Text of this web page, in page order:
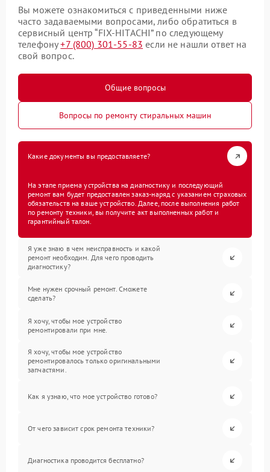
Вы можете ознакомиться с приведенными ниже
часто задаваемыми вопросами, либо обратиться в
сервисный центр “FIX-HITACHI” по следующему
телефону+7 (800) 301-55-83 если не нашли ответ на
свой вопрос.
Общие вопросы
Вопросы по ремонту стиральных машин
Какие документы вы предоставляете?
На этапе приема устройства на диагностику и последующий
ремонт вам будет предоставлен заказ-наряд с указанием страховых
обязательств на ваше устройство. Далее, после выполнения работ
по ремонту техники, вы получите акт выполненных работ и
гарантийный талон.
Я уже знаю в чем неисправность и какой
ремонт необходим. Для чего проводить
диагностику?
Мне нужен срочный ремонт. Сможете
сделать?
Я хочу, чтобы мое устройство
ремонтировали при мне.
Я хочу, чтобы мое устройство
ремонтировалось только оригинальными
запчастями.
Как я узнаю, что мое устройство готово?
От чего зависит срок ремонта техники?
Диагностика проводится бесплатно?